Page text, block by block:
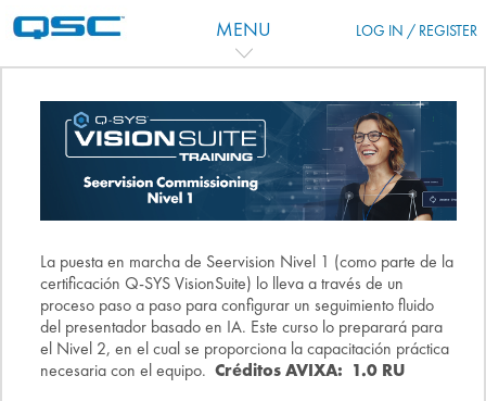
MENU LOG IN / REGISTER
Тематический план
La puesta en marcha de Seervision Nivel 1 (como parte de la
certificación Q-SYS VisionSuite) lo lleva a través de un
proceso paso a paso para configurar un seguimiento fluido
del presentador basado en IA. Este curso lo preparará para
el Nivel 2, en el cual se proporciona la capacitación práctica
necesaria con el equipo. Créditos AVIXA: 1.0 RU